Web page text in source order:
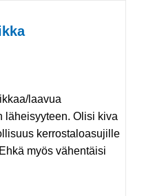
laavua
läheisyyteen. Olisi kiva
kerrostaloasujille
myös vähentäisi